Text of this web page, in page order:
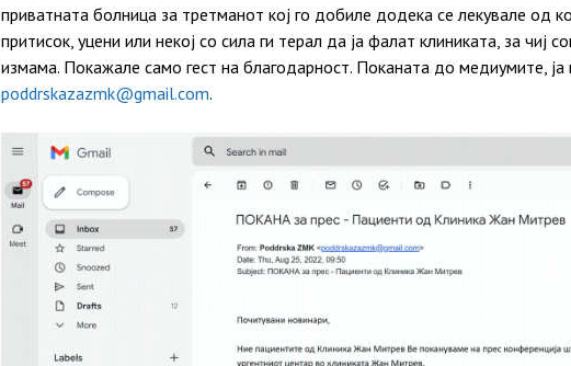
приватната болница за третманот кој го добиле додека се лекувале од
притисок, уцени или некој со сила ги терал да ја фалат клиниката, за чиј
измама. Покажале само гест на благодарност. Поканата до медиумите, ја
poddrskazazmk@gmail.com.